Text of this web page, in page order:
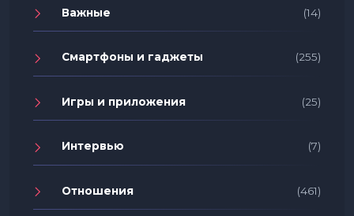
Важные (14)
Смартфоны и гаджеты (255)
Игры и приложения (25)
Интервью (7)
Отношения (461)